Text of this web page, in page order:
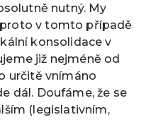
nutný. My
v tomto případě
konsolidace v
již nejméně od
určitě vnímáno
dál. Doufáme, že se
(legislativním,